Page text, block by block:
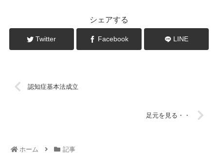
シェアする
Twitter Facebook LINE
認知症基本法成立
足元を見る・・
ホーム 記事